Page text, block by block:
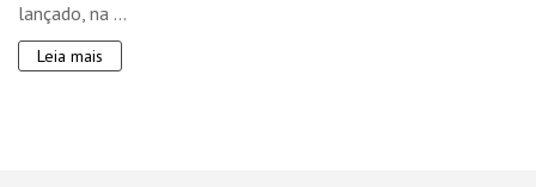
lançado, na ...
Leia mais